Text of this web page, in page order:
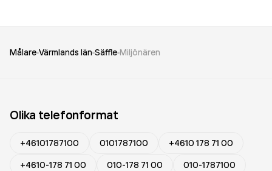
Målare Värmlands län Säffle Miljönären
Olika telefonformat
+46101787100 0101787100
+4610 178 71 00
+4610-178 71 00
010-178 71 00 010-1787100